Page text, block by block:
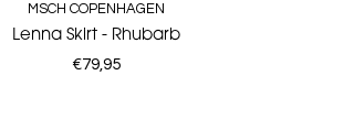
MSCH COPENHAGEN
Lenna Skirt - Rhubarb
€79,95